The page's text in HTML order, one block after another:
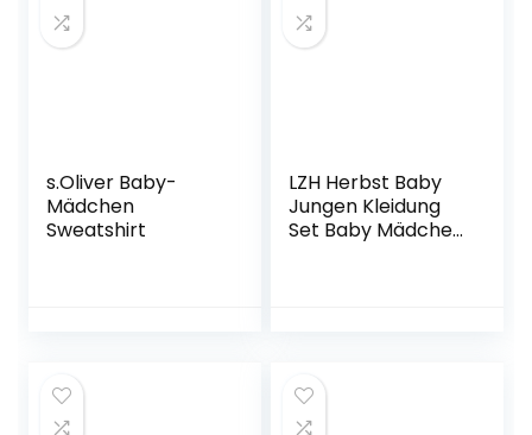
s.Oliver Baby-
Mädchen
Sweatshirt
LZH Herbst Baby
Jungen Kleidung
Set Baby Mädchen
Sweatpants 2pcs